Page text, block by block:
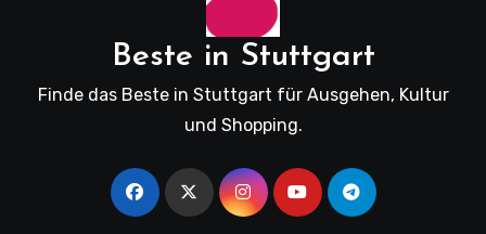
Beste in Stuttgart
Finde das Beste in Stuttgart für Ausgehen, Kultur
und Shopping.